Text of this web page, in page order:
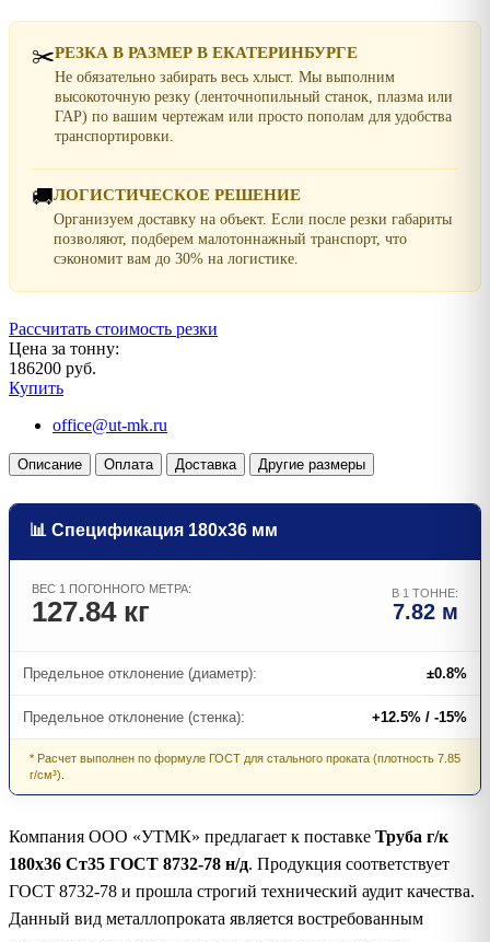
✂️РЕЗКА В РАЗМЕР В ЕКАТЕРИНБУРГЕ
Не обязательно забирать весь хлыст. Мы выполним
высокоточную резку (ленточнопильный станок, плазма или
ГАР) по вашим чертежам или просто пополам для удобства
транспортировки.
🚚ЛОГИСТИЧЕСКОЕ РЕШЕНИЕ
Организуем доставку на объект. Если после резки габариты
позволяют, подберем малотоннажный транспорт, что
сэкономит вам до 30% на логистике.
Рассчитать стоимость резки
Цена за тонну:
186200 руб.
Купить
office@ut-mk.ru
Описание Оплата Доставка Другие размеры
📊 Спецификация 180х36 мм
ВЕС 1 ПОГОННОГО МЕТРА:
127.84 кг
В 1 ТОННЕ:
7.82 м
Предельное отклонение (диаметр): ±0.8%
Предельное отклонение (стенка): +12.5% / -15%
* Расчет выполнен по формуле ГОСТ для стального проката (плотность 7.85
г/см³).
Компания ООО «УТМК» предлагает к поставке Труба г/к
180х36 Ст35 ГОСТ 8732-78 н/д. Продукция соответствует
ГОСТ 8732-78 и прошла строгий технический аудит качества.
Данный вид металлопроката является востребованным